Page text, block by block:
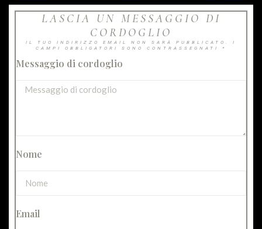
LASCIA UN MESSAGGIO DI
CORDOGLIO
IL TUO INDIRIZZO EMAIL NON SARÀ PUBBLICATO. I
CAMPI OBBLIGATORI SONO CONTRASSEGNATI *
Messaggio di cordoglio
Nome
Email